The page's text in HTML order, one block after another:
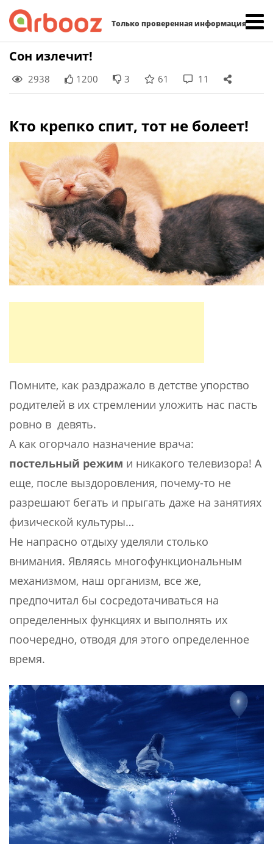
Только проверенная информация
Skip
content
Сон излечит!
2938 1200 3 61 11
Кто крепко спит, тот не болеет!
Помните, как раздражало в детстве упорство
родителей в их стремлении уложить нас пасть
ровно в девять.
А как огорчало назначение врача:
постельный режим и никакого телевизора! А
еще, после выздоровления, почему-то не
разрешают бегать и прыгать даже на занятиях
физической культуры…
Не напрасно отдыху уделяли столько
внимания. Являясь многофункциональным
механизмом, наш организм, все же,
предпочитал бы сосредотачиваться на
определенных функциях и выполнять их
поочередно, отводя для этого определенное
время.
Найти: